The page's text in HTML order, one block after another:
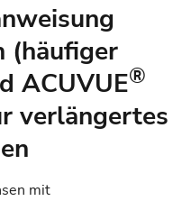
(häufiger
ACUVUE®
verlängertes
mit